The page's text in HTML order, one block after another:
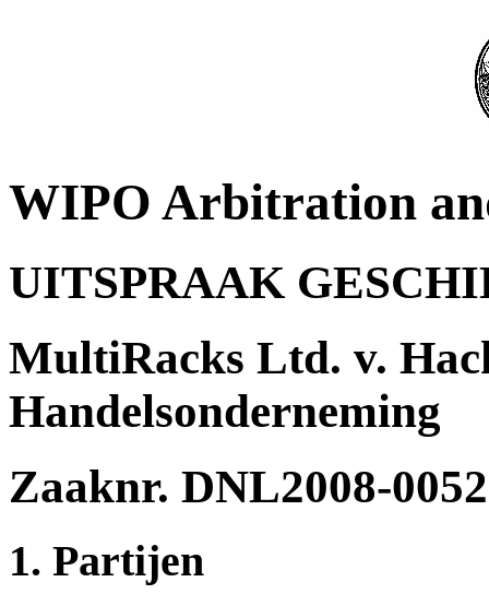
WIPO Arbitration
UITSPRAAK
MultiRacks Ltd. v.
Handelsonderneming
Zaaknr. DNL2008-0052
1. Partijen